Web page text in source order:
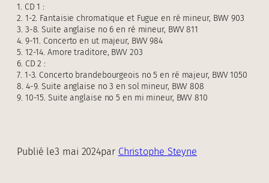
1. CD 1 :
2. 1-2. Fantaisie chromatique et Fugue en ré mineur, BWV 903
3. 3-8. Suite anglaise no 6 en ré mineur, BWV 811
4. 9-11. Concerto en ut majeur, BWV 984
5. 12-14. Amore traditore, BWV 203
6. CD 2 :
7. 1-3. Concerto brandebourgeois no 5 en ré majeur, BWV 1050
8. 4-9. Suite anglaise no 3 en sol mineur, BWV 808
9. 10-15. Suite anglaise no 5 en mi mineur, BWV 810
Publié le3 mai 2024par Christophe Steyne